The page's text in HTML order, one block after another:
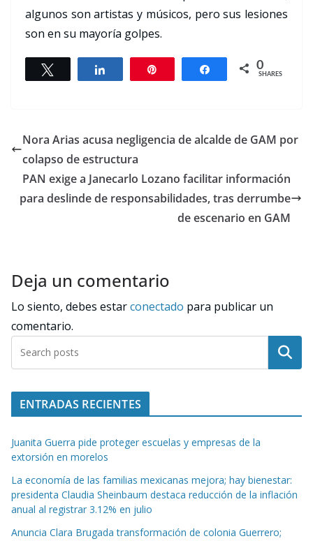
algunos son artistas y músicos, pero sus lesiones
son en su mayoría golpes.
Share 0
SHARES
Nora Arias acusa negligencia de alcalde de GAM por
colapso de estructura
PAN exige a Janecarlo Lozano facilitar información
para deslinde de responsabilidades, tras derrumbe
de escenario en GAM
Deja un comentario
Lo siento, debes estarconectado para publicar un
comentario.
Buscar
ENTRADAS RECIENTES
Juanita Guerra pide proteger escuelas y empresas de la
extorsión en morelos
La economía de las familias mexicanas mejora; hay bienestar:
presidenta Claudia Sheinbaum destaca reducción de la inflación
anual al registrar 3.12% en julio
Anuncia Clara Brugada transformación de colonia Guerrero;